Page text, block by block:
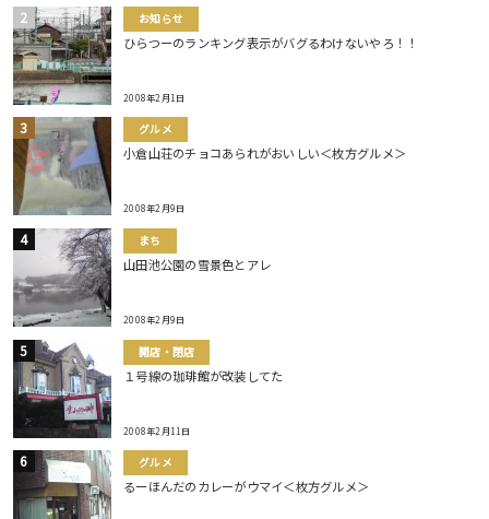
お知らせ
ひらつーのランキング表示がバグるわけないやろ！！
2008年2月1日
グルメ
小倉山荘のチョコあられがおいしい＜枚方グルメ＞
2008年2月9日
まち
山田池公園の雪景色とアレ
2008年2月9日
開店・閉店
１号線の珈琲館が改装してた
2008年2月11日
グルメ
るーほんだのカレーがウマイ＜枚方グルメ＞